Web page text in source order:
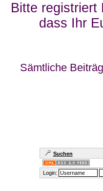
Bitte registriert
dass Ihr
Sämtliche
Suchen
Login: